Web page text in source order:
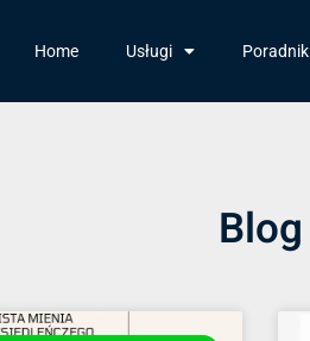
Home Usługi Poradnik
Blog